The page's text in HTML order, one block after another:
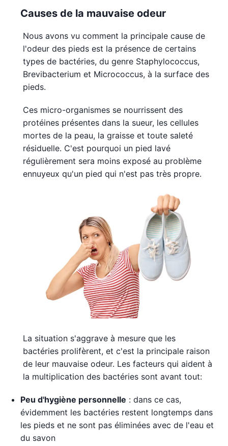
Causes de la mauvaise odeur
Nous avons vu comment la principale cause de
l'odeur des pieds est la présence de certains
types de bactéries, du genre Staphylococcus,
Brevibacterium et Micrococcus, à la surface des
pieds.
Ces micro-organismes se nourrissent des
protéines présentes dans la sueur, les cellules
mortes de la peau, la graisse et toute saleté
résiduelle. C'est pourquoi un pied lavé
régulièrement sera moins exposé au problème
ennuyeux qu'un pied qui n'est pas très propre.
La situation s'aggrave à mesure que les
bactéries prolifèrent, et c'est la principale raison
de leur mauvaise odeur. Les facteurs qui aident à
la multiplication des bactéries sont avant tout:
Peu d'hygiène personnelle : dans ce cas,
évidemment les bactéries restent longtemps dans
les pieds et ne sont pas éliminées avec de l'eau et
du savon